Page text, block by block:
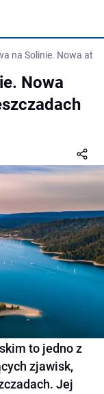
na Solinie. Nowa
Nowa
to jedno z
zjawisk,
Jej